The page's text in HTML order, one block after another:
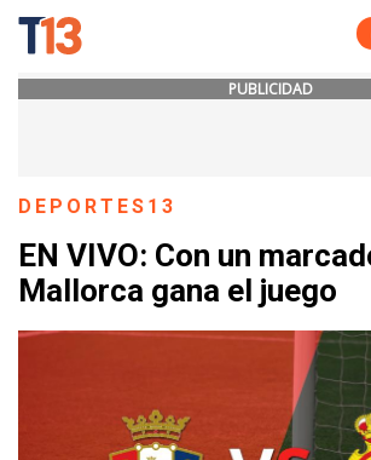
PUBLICIDAD
DEPORTES13
EN VIVO: Con un
Mallorca gana el juego